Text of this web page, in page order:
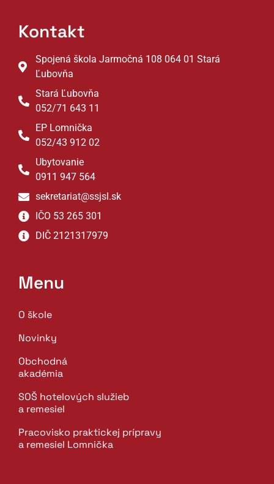
Kontakt
Spojená škola Jarmočná 108 064 01 Stará
Ľubovňa
Stará Ľubovňa
052/71 643 11
EP Lomnička
052/43 912 02
Ubytovanie
0911 947 564
sekretariat@ssjsl.sk
IČO 53 265 301
DIČ 2121317979
Menu
O škole
Novinky
Obchodná
akadémia
SOŠ hotelových služieb
a remesiel
Pracovisko praktickej prípravy
a remesiel Lomnička